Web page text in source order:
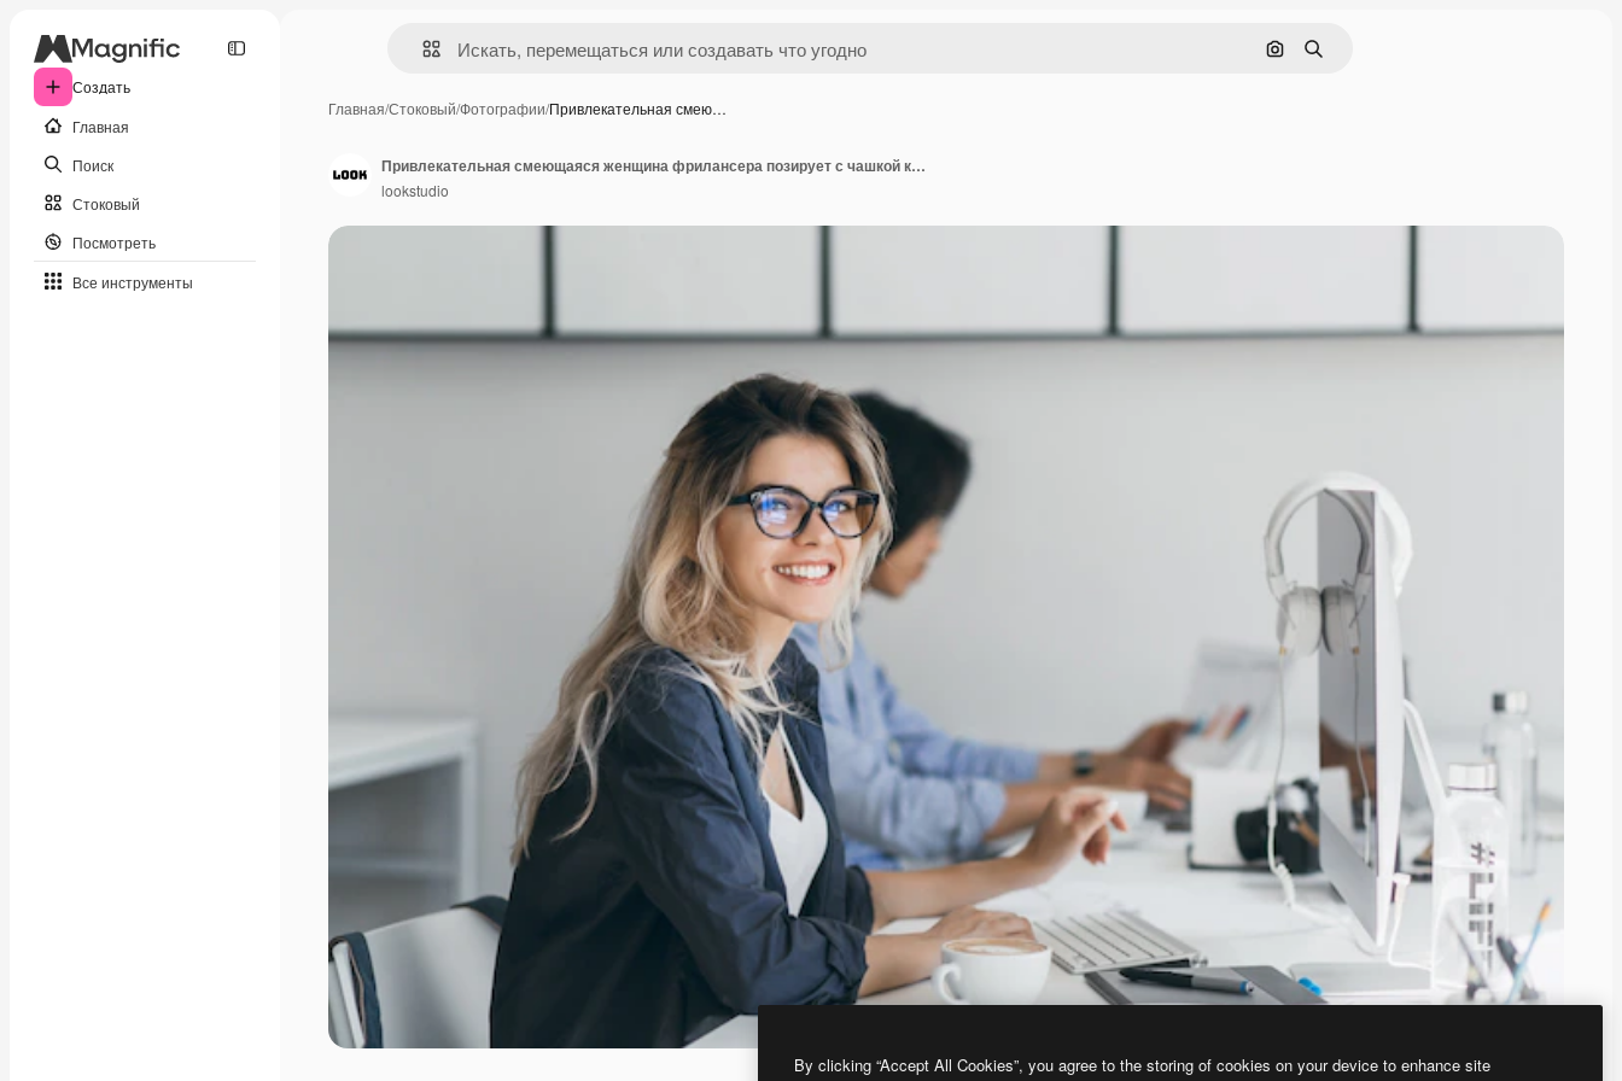
Создать
Главная
Поиск
Стоковый
Посмотреть
Все инструменты
Поиск по изображению
Поиск
Главная/Стоковый/Фотографии/Привлекательная смею…
Привлекательная смеющаяся женщина фрилансера позирует с чашкой кофе на ее рабочем месте. Китайский студент в синей рубашке работает с документом в кампусе с подругой-блондинкой в очках.
lookstudio
By clicking “Accept All Cookies”, you agree to the storing of cookies on your device to enhance site